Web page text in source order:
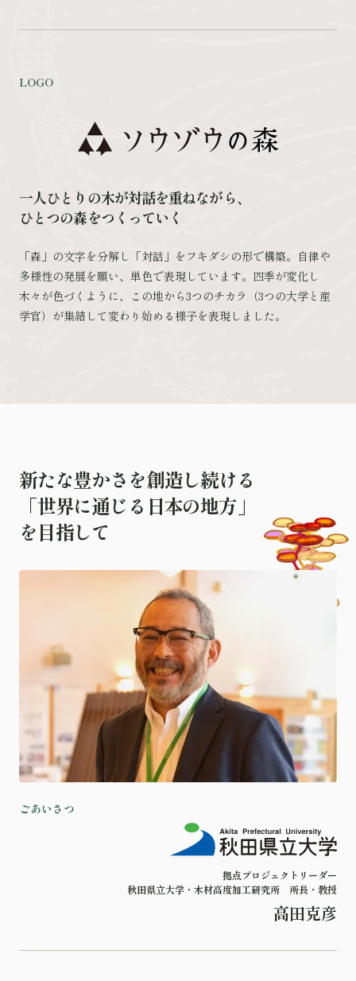
LOGO
一人ひとりの木が対話を重ねながら、
ひとつの森をつくっていく
「森」の文字を分解し「対話」をフキダシの形で構築。自律や
多様性の発展を願い、単色で表現しています。四季が変化し
木々が色づくように、この地から3つのチカラ（3つの大学と産
学官）が集結して変わり始める様子を表現しました。
ごあい さ つ
拠点プロジェクトリーダー
秋田県立大学・木材高度加工研究所 所長・教授
高田克彦
新たな豊かさ を創造し続ける
「世界に通じ る 日本の地方」
を目指して